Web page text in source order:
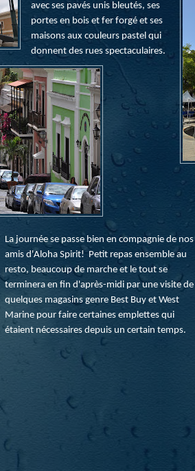
avec ses pavés unis bleutés, ses
portes en bois et fer forgé et ses
maisons aux couleurs pastel qui
donnent des rues spectaculaires.
La journée se passe bien en compagnie de nos
amis d'Aloha Spirit! Petit repas ensemble au
resto, beaucoup de marche et le tout se
terminera en fin d'après-midi par une visite de
quelques magasins genre Best Buy et West
Marine pour faire certaines emplettes qui
étaient nécessaires depuis un certain temps.